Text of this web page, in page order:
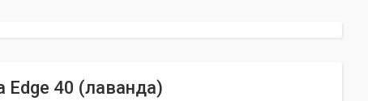
Edge 40 (лаванда)